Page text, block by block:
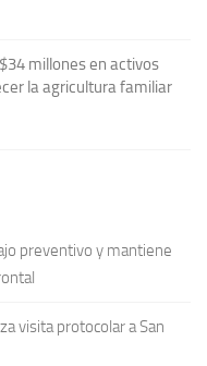
millones en activos
la agricultura familiar
preventivo y mantiene
visita protocolar a San